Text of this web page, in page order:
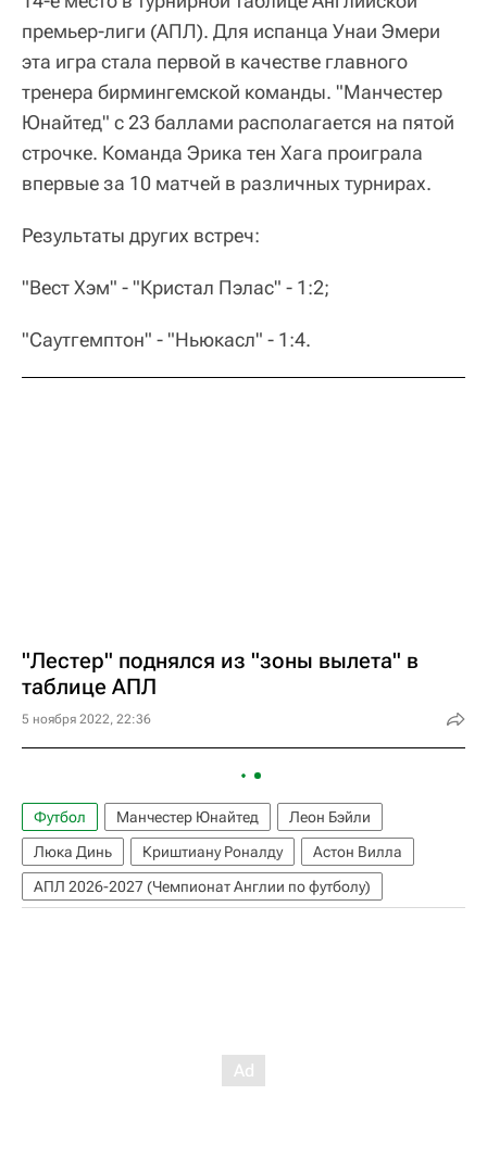
премьер-лиги (АПЛ). Для испанца Унаи Эмери
эта игра стала первой в качестве главного
тренера бирмингемской команды. "Манчестер
Юнайтед" с 23 баллами располагается на пятой
строчке. Команда Эрика тен Хага проиграла
впервые за 10 матчей в различных турнирах.
Результаты других встреч:
"Вест Хэм" - "Кристал Пэлас" - 1:2;
"Саутгемптон" - "Ньюкасл" - 1:4.
"Лестер" поднялся из "зоны вылета" в
таблице АПЛ
5 ноября 2022, 22:36
Футбол Манчестер Юнайтед
Леон Бэйли
Люка Динь
Криштиану Роналду
Астон Вилла
АПЛ 2026-2027 (Чемпионат Англии по футболу)